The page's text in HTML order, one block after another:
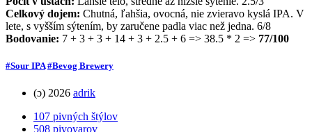
Celkový dojem: Chutná, ľahšia, ovocná, nie zvieravo kyslá IPA. V
lete, s vyšším sýtením, by zaručene padla viac než jedna. 6/8
Bodovanie: 7 + 3 + 3 + 14 + 3 + 2.5 + 6 => 38.5 * 2 => 77/100
#Sour IPA #Bevog Brewery
(ɔ) 2026 adrik
107 pivných štýlov
508 pivovarov